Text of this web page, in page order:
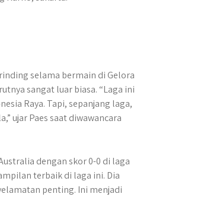
selama bermain di Gelora
sangat luar biasa. “Laga ini
Raya. Tapi, sepanjang laga,
ujar Paes saat diwawancara
dengan skor 0-0 di laga
terbaik di laga ini. Dia
penting. Ini menjadi